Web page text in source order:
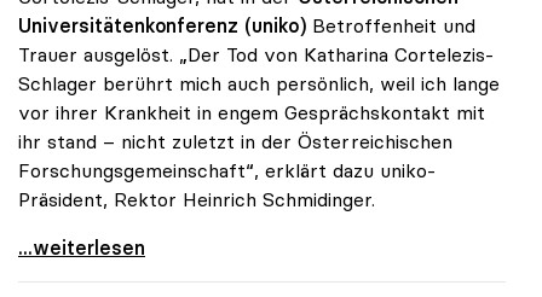
Universitätenkonferenz (uniko) Betroffenheit und
Trauer ausgelöst. „Der Tod von Katharina Cortelezis-
Schlager berührt mich auch persönlich, weil ich lange
vor ihrer Krankheit in engem Gesprächskontakt mit
ihr stand – nicht zuletzt in der Österreichischen
Forschungsgemeinschaft“, erklärt dazu uniko-
Präsident, Rektor Heinrich Schmidinger.
uniko-Präsident zum Tod von Katharina
...weiterlesen